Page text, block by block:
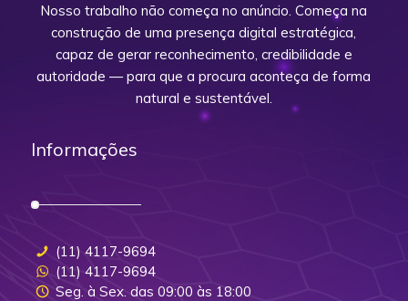
Nosso trabalho não começa no anúncio. Começa na
construção de uma presença digital estratégica,
capaz de gerar reconhecimento, credibilidade e
autoridade — para que a procura aconteça de forma
natural e sustentável.
Informações
(11) 4117-9694
(11) 4117-9694
Seg. à Sex. das 09:00 às 18:00